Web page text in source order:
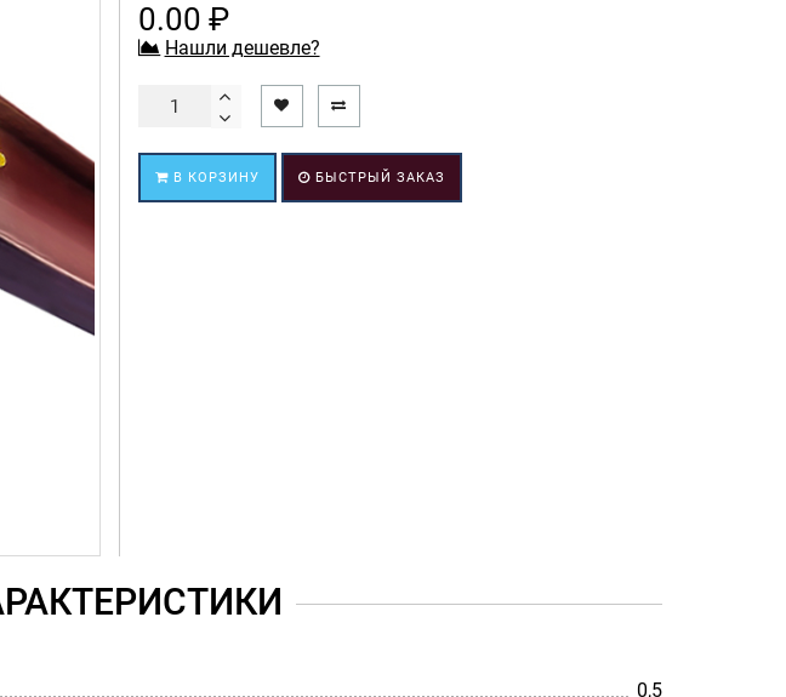
0.00 ₽
Нашли дешевле?
В КОРЗИНУ БЫСТРЫЙ ЗАКАЗ
0,5